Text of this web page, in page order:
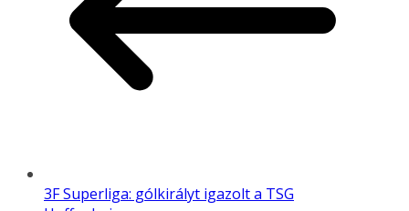
3F Superliga: gólkirályt igazolt a TSG